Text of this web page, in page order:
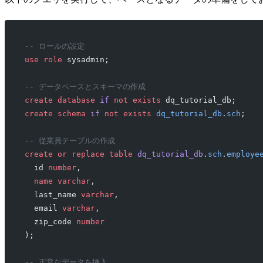
-- ロールの設定
use role sysadmin;
-- データベースとスキーマの作成
create database if not exists dq_tutorial_db;
create schema if not exists dq_tutorial_db . sch ;
-- 従業員テーブルの作成
create or replace table dq_tutorial_db . sch .
  id
number,
  name
varchar,
  last_name
varchar,
  email
varchar,
  zip_code
number
);